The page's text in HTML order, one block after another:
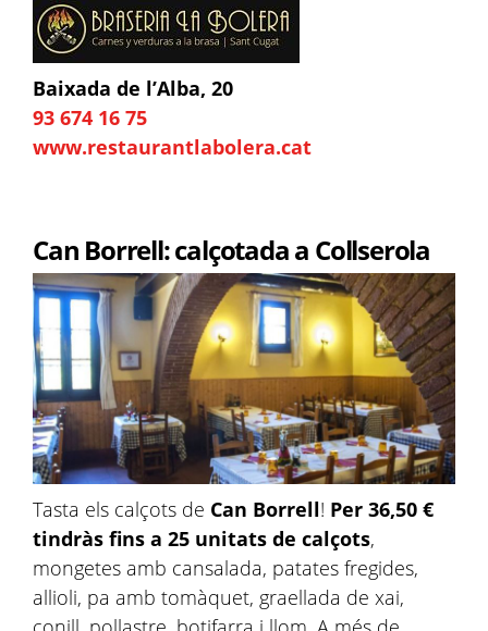
Baixada de l’Alba, 20
93 674 16 75
www.restaurantlabolera.cat
Can Borrell: calçotada a Collserola
Tasta els calçots de Can Borrell! Per 36,50 €
tindràs fins a 25 unitats de calçots,
mongetes amb cansalada, patates fregides,
allioli, pa amb tomàquet, graellada de xai,